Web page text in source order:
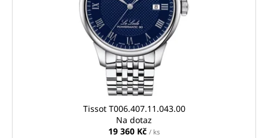
Tissot T006.407.11.043.00
Na dotaz
19 360 Kč / ks